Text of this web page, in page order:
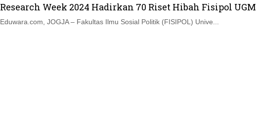
Research Week 2024 Hadirkan 70 Riset Hibah Fisipol UGM
Eduwara.com, JOGJA – Fakultas Ilmu Sosial Politik (FISIPOL) Unive...